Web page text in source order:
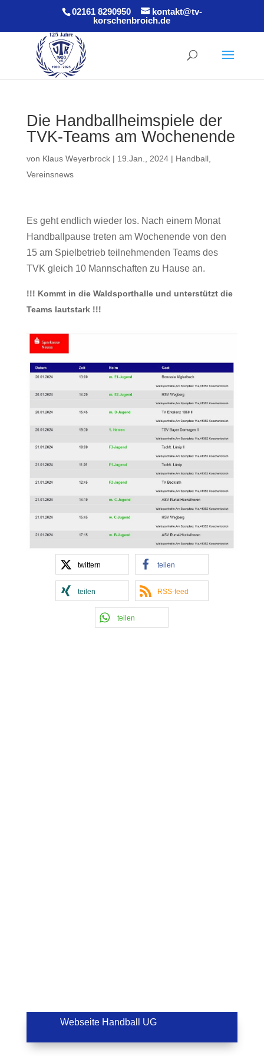
02161 8290950
kontakt@tv-
korschenbroich.de
Die Handballheimspiele der
TVK-Teams am Wochenende
von Klaus Weyerbrock| 19.Jan., 2024| Handball,
Vereinsnews
Es geht endlich wieder los. Nach einem Monat
Handballpause treten am Wochenende von den
15 am Spielbetrieb teilnehmenden Teams des
TVK gleich 10 Mannschaften zu Hause an.
!!! Kommt in die Waldsporthalle und unterstützt die
Teams lautstark !!!
twittern teilen
teilen RSS-feed
teilen
Webseite Handball UG